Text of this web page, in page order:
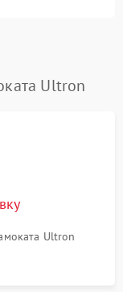
Ultron
Ultron